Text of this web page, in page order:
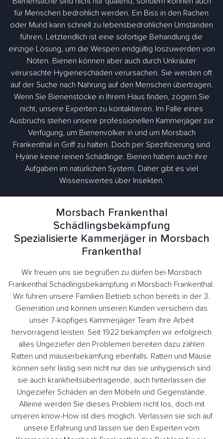
für Menschen bedrohlich werden. Ein Biss in den Rachen
oder Mund kann schnell zu lebensbedrohlichen Umständen
führen. Letztendlich ist eine sofortige Behandlung die
einzige Lösung, um die Wespen endgültig loszuwerden von
Nöten. Bienen können aber auch durch Unkräuter
verursachte Hygieneschäden verursachen. Sie werden oft
auf der Suche nach Nahrung auf den Menschen übertragen.
Wenn Sie Bienenstöcke in Ihrem Haus finden, zögern Sie
nicht, unsere Experten zu kontaktieren. Im Falle eines
Ausbruchs stehen unsere professionellen Kammerjäger zur
Verfügung, um Bienenvölker in und um Morsbach
Frankenthal in Griff zu halten. Doch per Spezifizierung sind
Hyäne keine reinen Schädlinge. Bienen haben auch ihre
Aufgaben im natürlichen System. Daher gibt es viel
Wissenswertes über Insekten.
Morsbach Frankenthal
Schädlingsbekämpfung
Spezialisierte Kammerjäger in Morsbach
Frankenthal
Wir freuen uns sie begrüßen zu dürfen bei Morsbach
Frankenthal Schädlingsbekämpfung in Morsbach Frankenthal.
Wir führen unsere Familien Betrieb schon bereits in der 3.
Generation und können unseren Kunden versichern das
unser 7-köpfiges Kammerjäger Team ihre Arbeit
hervorragend leisten. Seit 1922 bekämpfen wir erfolgreich
alles Ungeziefer den Problemen bereiten dazu zählen
Ratten und mäuserbekämfung ebenfalls. Ratten und Mäuse
können sehr lästig sein nicht nur das sie unhygienisch sind
sie auch krankheitsübertragende, auch hinterlassen die
Ungeziefer Schäden an den Möbeln und Gegenstände.
Alleine werden Sie dieses Problem nicht los, doch mit
unseren know-How ist dies möglich. Verlassen sie sich auf
unsere Erfahrung und lassen sie den Experten vom